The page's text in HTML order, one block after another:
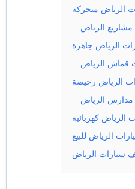
الرياض متحركة
مشاريع الرياض
الرياض جاهزة
قماش الرياض
الرياض رخيصة
مدارس الرياض
كهربائية
الرياض للبيع
سيارات الرياض